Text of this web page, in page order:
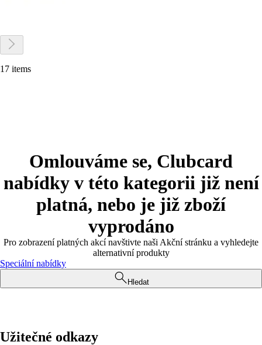
17 items
Omlouváme se, Clubcard
nabídky v této kategorii již není
platná, nebo je již zboží
vyprodáno
Pro zobrazení platných akcí navštivte naši Akční stránku a vyhledejte
alternativní produkty
Speciální nabídky
Hledat
Užitečné odkazy